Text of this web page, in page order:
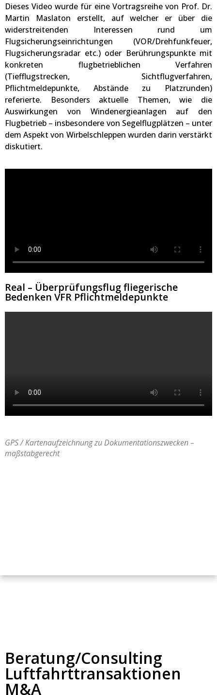
Dieses Video wurde für eine Vortragsreihe von Prof. Dr.
Martin Maslaton erstellt, auf welcher er über die
widerstreitenden Interessen rund um
Flugsicherungseinrichtungen (VOR/Drehfunkfeuer,
Flugsicherungsradar etc.) oder Berührungspunkte mit
konkreten flugbetrieblichen Verfahren
(Tiefflugstrecken, Sichtflugverfahren,
Pflichtmeldepunkte, Abstände zu Platzrunden)
referierte. Besonders aktuelle Themen, wie die
Auswirkungen von Windenergieanlagen auf den
Flugbetrieb – insbesondere von Segelflugplätzen – unter
dem Aspekt von Wirbelschleppen wurden darin verstärkt
diskutiert.
Real – Überprüfungsflug fliegerische
Bedenken VFR Pflichtmeldepunkte
GPS / Kartenaufzeichnung zu Dokumentationszwecken –
maßstabgerecht
Beratung/Consulting
Luftfahrttransaktionen
M&A